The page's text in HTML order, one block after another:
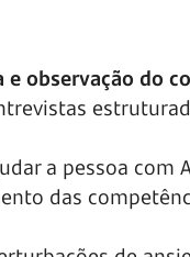
e observação do
a pessoa com
das